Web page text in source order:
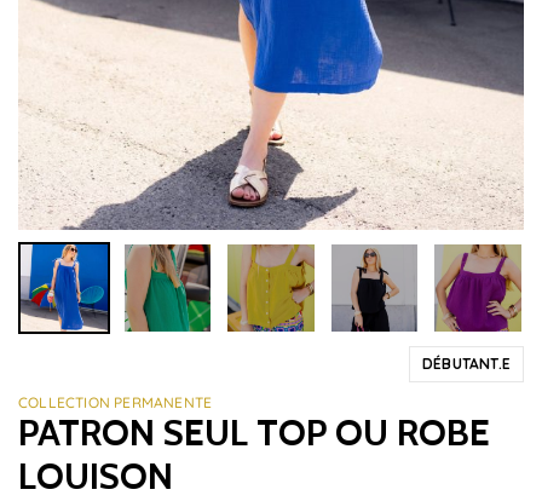
DÉBUTANT.E
COLLECTION PERMANENTE
PATRON SEUL TOP OU ROBE
LOUISON